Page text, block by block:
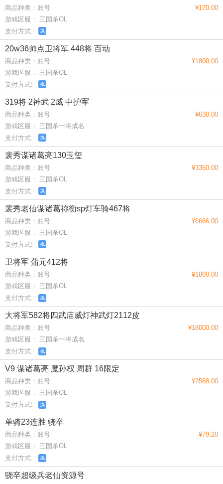
商品种类：账号
游戏区服： 三国杀OL
支付方式:
¥170.00
20w36帅点卫将军 448将 百动
商品种类：账号
游戏区服： 三国杀OL
支付方式:
¥1800.00
319将 2神武 2威 中护军
商品种类：账号
游戏区服： 三国杀一将成名
支付方式:
¥630.00
裴秀谋诸葛亮130玉玺
商品种类：账号
游戏区服： 三国杀OL
支付方式:
¥3350.00
裴秀老仙谋诸葛祢衡sp灯车骑467将
商品种类：账号
游戏区服： 三国杀OL
支付方式:
¥6666.00
卫将军 蒲元412将
商品种类：账号
游戏区服： 三国杀OL
支付方式:
¥1800.00
大将军582将四武庙威灯神武灯2112皮
商品种类：账号
游戏区服： 三国杀一将成名
支付方式:
¥18000.00
V9 谋诸葛亮 魔孙权 周群 16限定
商品种类：账号
游戏区服： 三国杀OL
支付方式:
¥2568.00
单骑23连胜 骁卒
商品种类：账号
游戏区服： 三国杀OL
支付方式:
¥79.20
骁卒超级兵老仙资源号